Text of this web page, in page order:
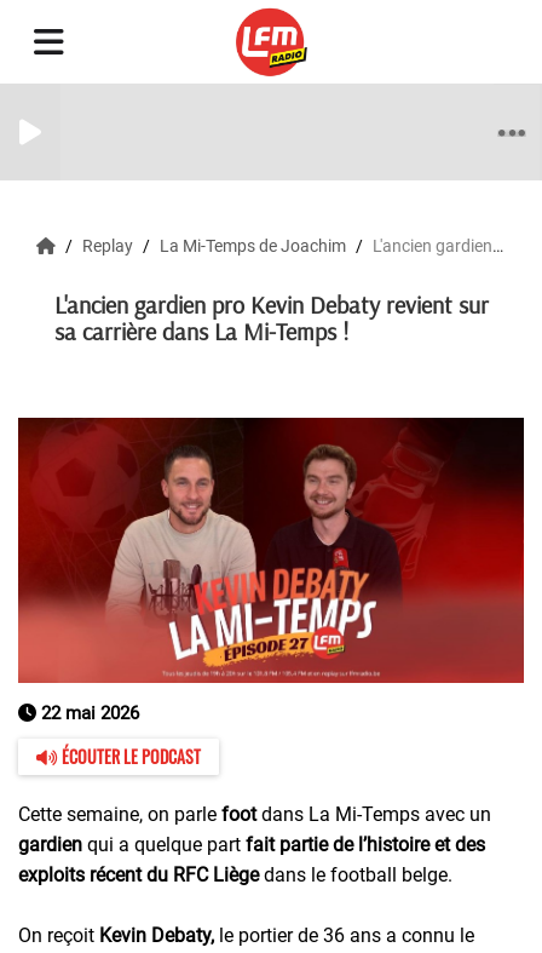
Replay La Mi-Temps de Joachim L'ancien gardien pro Kevin Debaty revient sur sa carrière dans La Mi-Temps !
L'ancien gardien pro Kevin Debaty revient sur
sa carrière dans La Mi-Temps !
22 mai 2026
ÉCOUTER LE PODCAST
Cette semaine, on parle footdans La Mi-Temps avec un
gardien qui a quelque part fait partie de l’histoire et des
exploits récent du RFC Liègedans le football belge.
On reçoit Kevin Debaty, le portier de 36 ans a connu le